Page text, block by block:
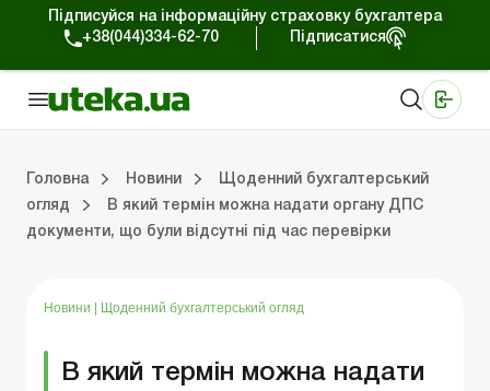
Підписуйся на інформаційну страховку бухгалтера
+38(044)334-62-70
Підписатися
Головна Новини
Щоденний бухгалтерський
огляд
В який термін можна надати органу ДПС
документи, що були відсутні під час перевірки
Новини Щоденний бухгалтерський огляд
В який термін можна надати